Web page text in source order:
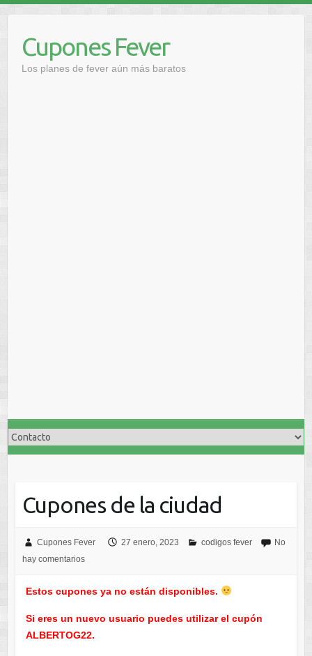
contenidoCupones Fever
Los planes de fever aún más baratos
Cupones de la ciudad
Cupones Fever 27 enero, 2023 codigos fever
No
hay comentarios
Estos cupones ya no están disponibles.
Si eres un nuevo usuario puedes utilizar el cupón
ALBERTOG22.